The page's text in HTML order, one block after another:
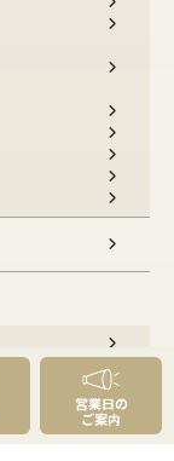
営業日の
ご案内